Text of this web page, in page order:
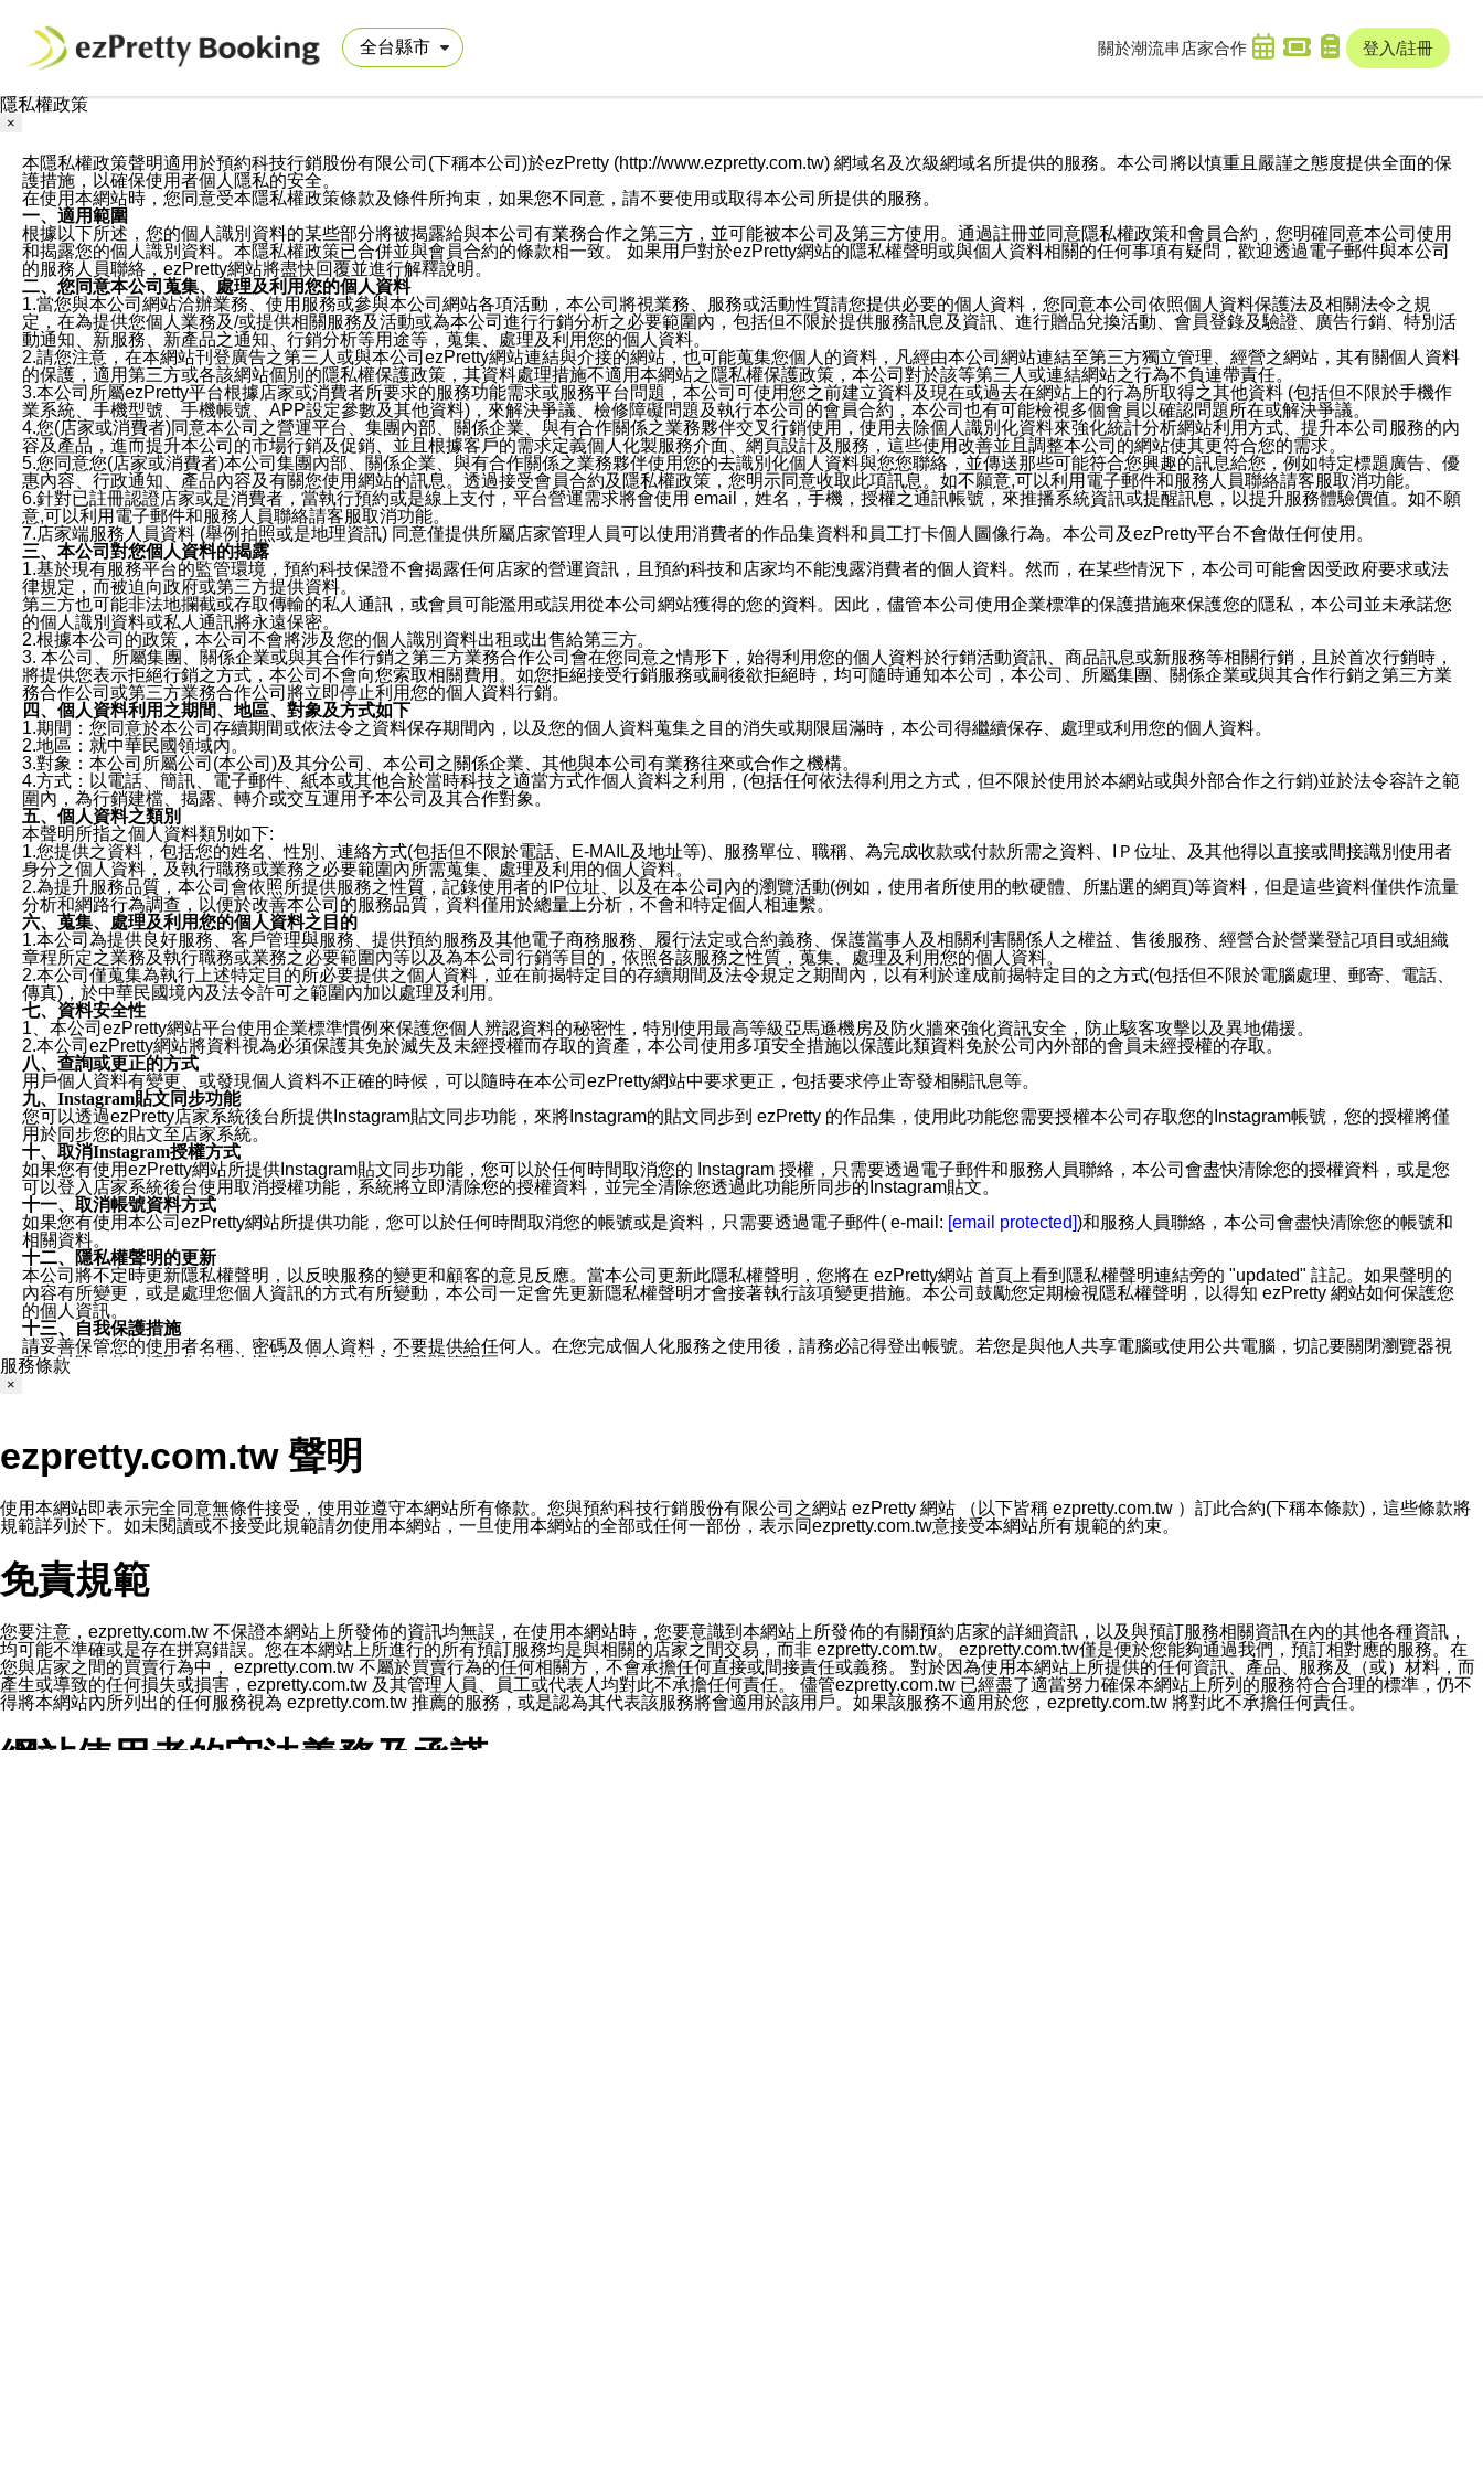
關於潮流串 店家合作 登入/註冊
隱私權政策
×
本隱私權政策聲明適用於預約科技行銷股份有限公司(下稱本公司)於ezPretty (http://www.ezpretty.com.tw) 網域名及次級網域名所提供的服務。本公司將以慎重且嚴謹之態度提供全面的保
護措施，以確保使用者個人隱私的安全。
在使用本網站時，您同意受本隱私權政策條款及條件所拘束，如果您不同意，請不要使用或取得本公司所提供的服務。
一、適用範圍
根據以下所述，您的個人識別資料的某些部分將被揭露給與本公司有業務合作之第三方，並可能被本公司及第三方使用。通過註冊並同意隱私權政策和會員合約，您明確同意本公司使用
和揭露您的個人識別資料。本隱私權政策已合併並與會員合約的條款相一致。 如果用戶對於ezPretty網站的隱私權聲明或與個人資料相關的任何事項有疑問，歡迎透過電子郵件與本公司
的服務人員聯絡，ezPretty網站將盡快回覆並進行解釋說明。
二、您同意本公司蒐集、處理及利用您的個人資料
1.當您與本公司網站洽辦業務、使用服務或參與本公司網站各項活動，本公司將視業務、服務或活動性質請您提供必要的個人資料，您同意本公司依照個人資料保護法及相關法令之規
定，在為提供您個人業務及/或提供相關服務及活動或為本公司進行行銷分析之必要範圍內，包括但不限於提供服務訊息及資訊、進行贈品兌換活動、會員登錄及驗證、廣告行銷、特別活
動通知、新服務、新產品之通知、行銷分析等用途等，蒐集、處理及利用您的個人資料。
2.請您注意，在本網站刊登廣告之第三人或與本公司ezPretty網站連結與介接的網站，也可能蒐集您個人的資料，凡經由本公司網站連結至第三方獨立管理、經營之網站，其有關個人資料
的保護，適用第三方或各該網站個別的隱私權保護政策，其資料處理措施不適用本網站之隱私權保護政策，本公司對於該等第三人或連結網站之行為不負連帶責任。
3.本公司所屬ezPretty平台根據店家或消費者所要求的服務功能需求或服務平台問題，本公司可使用您之前建立資料及現在或過去在網站上的行為所取得之其他資料 (包括但不限於手機作
業系統、手機型號、手機帳號、APP設定參數及其他資料)，來解決爭議、檢修障礙問題及執行本公司的會員合約，本公司也有可能檢視多個會員以確認問題所在或解決爭議。
4.您(店家或消費者)同意本公司之營運平台、集團內部、關係企業、與有合作關係之業務夥伴交叉行銷使用，使用去除個人識別化資料來強化統計分析網站利用方式、提升本公司服務的內
容及產品，進而提升本公司的市場行銷及促銷、並且根據客戶的需求定義個人化製服務介面、網頁設計及服務，這些使用改善並且調整本公司的網站使其更符合您的需求。
5.您同意您(店家或消費者)本公司集團內部、關係企業、與有合作關係之業務夥伴使用您的去識別化個人資料與您您聯絡，並傳送那些可能符合您興趣的訊息給您，例如特定標題廣告、優
惠內容、行政通知、產品內容及有關您使用網站的訊息。透過接受會員合約及隱私權政策，您明示同意收取此項訊息。如不願意,可以利用電子郵件和服務人員聯絡請客服取消功能。
6.針對已註冊認證店家或是消費者，當執行預約或是線上支付，平台營運需求將會使用 email，姓名，手機，授權之通訊帳號，來推播系統資訊或提醒訊息，以提升服務體驗價值。如不願
意,可以利用電子郵件和服務人員聯絡請客服取消功能。
7.店家端服務人員資料 (舉例拍照或是地理資訊) 同意僅提供所屬店家管理人員可以使用消費者的作品集資料和員工打卡個人圖像行為。本公司及ezPretty平台不會做任何使用。
三、本公司對您個人資料的揭露
1.基於現有服務平台的監管環境，預約科技保證不會揭露任何店家的營運資訊，且預約科技和店家均不能洩露消費者的個人資料。然而，在某些情況下，本公司可能會因受政府要求或法
律規定，而被迫向政府或第三方提供資料。
第三方也可能非法地攔截或存取傳輸的私人通訊，或會員可能濫用或誤用從本公司網站獲得的您的資料。因此，儘管本公司使用企業標準的保護措施來保護您的隱私，本公司並未承諾您
的個人識別資料或私人通訊將永遠保密。
2.根據本公司的政策，本公司不會將涉及您的個人識別資料出租或出售給第三方。
3. 本公司、所屬集團、關係企業或與其合作行銷之第三方業務合作公司會在您同意之情形下，始得利用您的個人資料於行銷活動資訊、商品訊息或新服務等相關行銷，且於首次行銷時，
將提供您表示拒絕行銷之方式，本公司不會向您索取相關費用。如您拒絕接受行銷服務或嗣後欲拒絕時，均可隨時通知本公司，本公司、所屬集團、關係企業或與其合作行銷之第三方業
務合作公司或第三方業務合作公司將立即停止利用您的個人資料行銷。
四、個人資料利用之期間、地區、對象及方式如下
1.期間：您同意於本公司存續期間或依法令之資料保存期間內，以及您的個人資料蒐集之目的消失或期限屆滿時，本公司得繼續保存、處理或利用您的個人資料。
2.地區：就中華民國領域內。
3.對象：本公司所屬公司(本公司)及其分公司、本公司之關係企業、其他與本公司有業務往來或合作之機構。
4.方式：以電話、簡訊、電子郵件、紙本或其他合於當時科技之適當方式作個人資料之利用，(包括任何依法得利用之方式，但不限於使用於本網站或與外部合作之行銷)並於法令容許之範
圍內，為行銷建檔、揭露、轉介或交互運用予本公司及其合作對象。
五、個人資料之類別
本聲明所指之個人資料類別如下:
1.您提供之資料，包括您的姓名、性別、連絡方式(包括但不限於電話、E-MAIL及地址等)、服務單位、職稱、為完成收款或付款所需之資料、IＰ位址、及其他得以直接或間接識別使用者
身分之個人資料，及執行職務或業務之必要範圍內所需蒐集、處理及利用的個人資料。
2.為提升服務品質，本公司會依照所提供服務之性質，記錄使用者的IP位址、以及在本公司內的瀏覽活動(例如，使用者所使用的軟硬體、所點選的網頁)等資料，但是這些資料僅供作流量
分析和網路行為調查，以便於改善本公司的服務品質，資料僅用於總量上分析，不會和特定個人相連繫。
六、蒐集、處理及利用您的個人資料之目的
1.本公司為提供良好服務、客戶管理與服務、提供預約服務及其他電子商務服務、履行法定或合約義務、保護當事人及相關利害關係人之權益、售後服務、經營合於營業登記項目或組織
章程所定之業務及執行職務或業務之必要範圍內等以及為本公司行銷等目的，依照各該服務之性質，蒐集、處理及利用您的個人資料。
2.本公司僅蒐集為執行上述特定目的所必要提供之個人資料，並在前揭特定目的存續期間及法令規定之期間內，以有利於達成前揭特定目的之方式(包括但不限於電腦處理、郵寄、電話、
傳真)，於中華民國境內及法令許可之範圍內加以處理及利用。
七、資料安全性
1、本公司ezPretty網站平台使用企業標準慣例來保護您個人辨認資料的秘密性，特別使用最高等級亞馬遜機房及防火牆來強化資訊安全，防止駭客攻擊以及異地備援。
2.本公司ezPretty網站將資料視為必須保護其免於滅失及未經授權而存取的資產，本公司使用多項安全措施以保護此類資料免於公司內外部的會員未經授權的存取。
八、查詢或更正的方式
用戶個人資料有變更、或發現個人資料不正確的時候，可以隨時在本公司ezPretty網站中要求更正，包括要求停止寄發相關訊息等。
九、Instagram貼文同步功能
您可以透過ezPretty店家系統後台所提供Instagram貼文同步功能，來將Instagram的貼文同步到 ezPretty 的作品集，使用此功能您需要授權本公司存取您的Instagram帳號，您的授權將僅
用於同步您的貼文至店家系統。
十、取消Instagram授權方式
如果您有使用ezPretty網站所提供Instagram貼文同步功能，您可以於任何時間取消您的 Instagram 授權，只需要透過電子郵件和服務人員聯絡，本公司會盡快清除您的授權資料，或是您
可以登入店家系統後台使用取消授權功能，系統將立即清除您的授權資料，並完全清除您透過此功能所同步的Instagram貼文。
十一、取消帳號資料方式
如果您有使用本公司ezPretty網站所提供功能，您可以於任何時間取消您的帳號或是資料，只需要透過電子郵件( e-mail: [email protected])和服務人員聯絡，本公司會盡快清除您的帳號和
相關資料。
十二、隱私權聲明的更新
本公司將不定時更新隱私權聲明，以反映服務的變更和顧客的意見反應。當本公司更新此隱私權聲明，您將在 ezPretty網站 首頁上看到隱私權聲明連結旁的 "updated" 註記。如果聲明的
內容有所變更，或是處理您個人資訊的方式有所變動，本公司一定會先更新隱私權聲明才會接著執行該項變更措施。本公司鼓勵您定期檢視隱私權聲明，以得知 ezPretty 網站如何保護您
的個人資訊。
十三、自我保護措施
請妥善保管您的使用者名稱、密碼及個人資料，不要提供給任何人。在您完成個人化服務之使用後，請務必記得登出帳號。若您是與他人共享電腦或使用公共電腦，切記要關閉瀏覽器視
窗，以防止他人讀取您的個人資料、信件或進入所機關管理區。
本公司/本服務將以通知型訊息傳送重要訊息給您。即使未加入本公司/本服務好友，您仍可接收到通知型訊息。
本公司/本服務傳送之通知型訊息以對您有效且重要的訊息為限，以廣告或其他目的的訊息皆不會被傳送。滿足以下三個條件者，將可收到通知型訊息。
2.該 LINE 帳號已在 LINE APP 設定中，同意接收通知型訊息。
3.LINE 帳號未封鎖傳送訊息之 LINE 官方帳號。
欲變更通知型訊息的設定，操作如下：
1.點選「主頁」＞「設定」
2.點選「隱私設定」
3.點選「提供使用資料」
5.開關「接收LINE通知型訊息」
❗️關閉「接收通知型訊息」後，將不會接收到來自任何企業官方帳號或認證官方帳號的通知型訊息。
服務條款
×
ezpretty.com.tw 聲明
使用本網站即表示完全同意無條件接受，使用並遵守本網站所有條款。您與預約科技行銷股份有限公司之網站 ezPretty 網站 （以下皆稱 ezpretty.com.tw ）訂此合約(下稱本條款)，這些條款將
規範詳列於下。如未閱讀或不接受此規範請勿使用本網站，一旦使用本網站的全部或任何一部份，表示同ezpretty.com.tw意接受本網站所有規範的約束。
免責規範
您要注意，ezpretty.com.tw 不保證本網站上所發佈的資訊均無誤，在使用本網站時，您要意識到本網站上所發佈的有關預約店家的詳細資訊，以及與預訂服務相關資訊在內的其他各種資訊，
均可能不準確或是存在拼寫錯誤。您在本網站上所進行的所有預訂服務均是與相關的店家之間交易，而非 ezpretty.com.tw。 ezpretty.com.tw僅是便於您能夠通過我們，預訂相對應的服務。在
您與店家之間的買賣行為中， ezpretty.com.tw 不屬於買賣行為的任何相關方，不會承擔任何直接或間接責任或義務。 對於因為使用本網站上所提供的任何資訊、產品、服務及（或）材料，而
產生或導致的任何損失或損害，ezpretty.com.tw 及其管理人員、員工或代表人均對此不承擔任何責任。 儘管ezpretty.com.tw 已經盡了適當努力確保本網站上所列的服務符合合理的標準，仍不
得將本網站內所列出的任何服務視為 ezpretty.com.tw 推薦的服務，或是認為其代表該服務將會適用於該用戶。如果該服務不適用於您，ezpretty.com.tw 將對此不承擔任何責任。
網站使用者的守法義務及承諾